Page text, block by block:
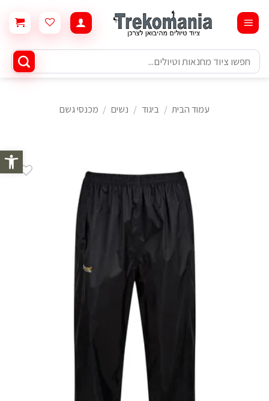
פתח
content
חיפוש
עבור:
עמוד הבית / ביגוד / נשים / מכנסי גשם